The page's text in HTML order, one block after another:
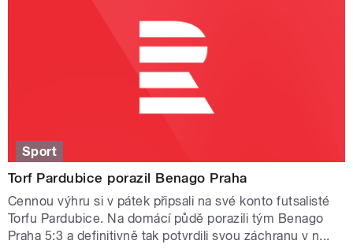
Sport
Torf Pardubice porazil Benago Praha
Cennou výhru si v pátek připsali na své konto futsalisté
Torfu Pardubice. Na domácí půdě porazili tým Benago
Praha 5:3 a definitivně tak potvrdili svou záchranu v n...